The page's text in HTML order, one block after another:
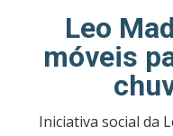
Leo
móveis
Iniciativa social da